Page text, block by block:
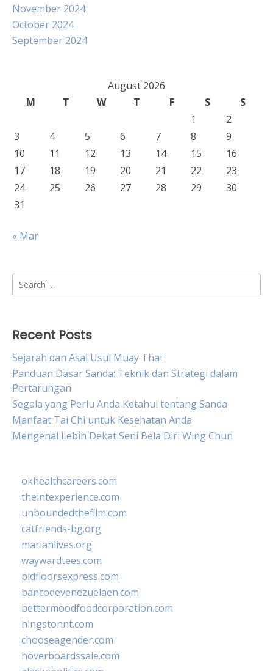
November 2024
October 2024
September 2024
August 2026
M
T W T F S
S
1
2
3
4 5 6 7 8
9
10
11 12 13 14 15
16
17
18 19 20 21 22
23
24
25 26 27 28 29
30
31
« Mar
Search
for:
Recent Posts
Sejarah dan Asal Usul Muay Thai
Panduan Dasar Sanda: Teknik dan Strategi dalam
Pertarungan
Segala yang Perlu Anda Ketahui tentang Sanda
Manfaat Tai Chi untuk Kesehatan Anda
Mengenal Lebih Dekat Seni Bela Diri Wing Chun
okhealthcareers.com
theintexperience.com
unboundedthefilm.com
catfriends-bg.org
marianlives.org
waywardtees.com
pidfloorsexpress.com
bancodevenezuelaen.com
bettermoodfoodcorporation.com
hingstonnt.com
chooseagender.com
hoverboardssale.com